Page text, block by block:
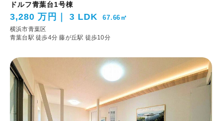
ドルフ青葉台1号棟
3,280 万円 3 LDK 67.66㎡
横浜市青葉区
青葉台駅 徒歩4分藤が丘駅 徒歩10分